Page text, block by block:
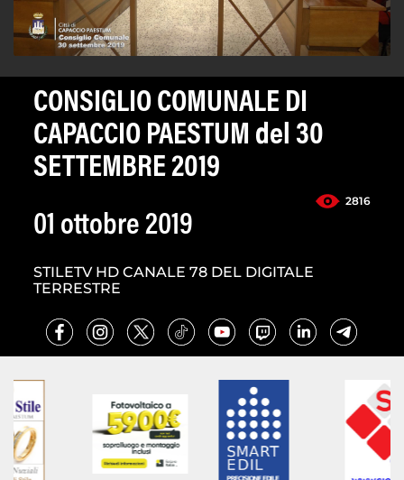
CONSIGLIO COMUNALE DI
CAPACCIO PAESTUM del 30
SETTEMBRE 2019
2816
01 ottobre 2019
STILETV HD CANALE 78 DEL DIGITALE
TERRESTRE